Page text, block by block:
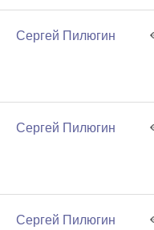
Сергей Пилюгин
Сергей Пилюгин
Сергей Пилюгин